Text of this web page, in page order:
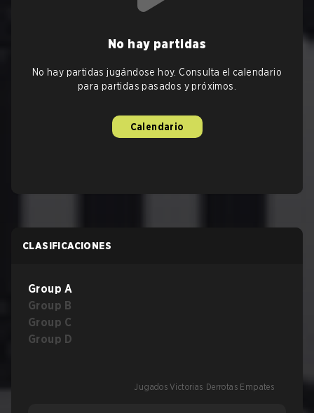
No hay partidas
No hay partidas jugándose hoy. Consulta el calendario
para partidas pasados y próximos.
Calendario
CLASIFICACIONES
Group A
Group B
Group C
Group D
Jugados Victorias Derrotas Empates